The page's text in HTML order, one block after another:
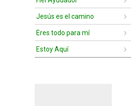
Jesús es el camino
Eres todo para mí
Estoy Aquí